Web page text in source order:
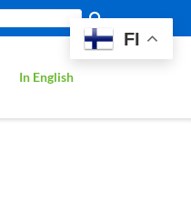
In English
FI